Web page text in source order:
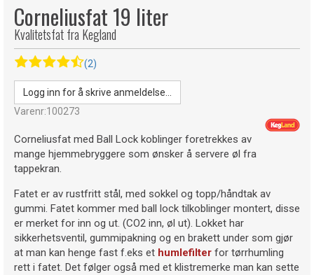
Corneliusfat 19 liter
Kvalitetsfat fra Kegland
(2)
Logg inn for å skrive anmeldelse...
Varenr:100273
Corneliusfat med Ball Lock koblinger foretrekkes av
mange hjemmebryggere som ønsker å servere øl fra
tappekran.
Fatet er av rustfritt stål, med sokkel og topp/håndtak av
gummi. Fatet kommer med ball lock tilkoblinger montert, disse
er merket for inn og ut. (CO2 inn, øl ut). Lokket har
sikkerhetsventil, gummipakning og en brakett under som gjør
at man kan henge fast f.eks et humlefilter for tørrhumling
rett i fatet. Det følger også med et klistremerke man kan sette